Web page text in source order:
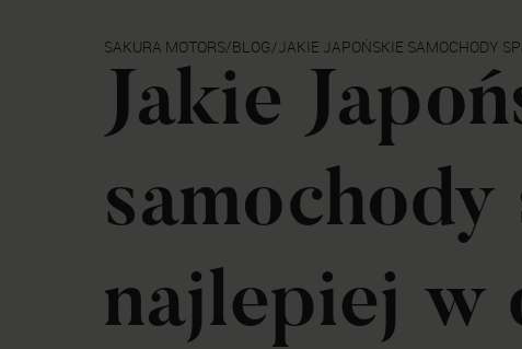
SAKURA MOTORS/BLOG/JAKIE JAPOŃSKIE SAMOCHODY
NAJLEPIEJ W DRIFTOWANIU?
Jakie
najlepiej w